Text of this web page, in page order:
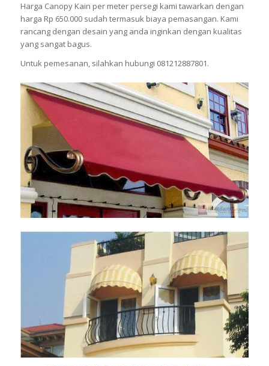
Harga Canopy Kain per meter persegi kami tawarkan dengan
harga Rp 650.000 sudah termasuk biaya pemasangan. Kami
rancang dengan desain yang anda inginkan dengan kualitas
yang sangat bagus.
Untuk pemesanan, silahkan hubungi 081212887801.